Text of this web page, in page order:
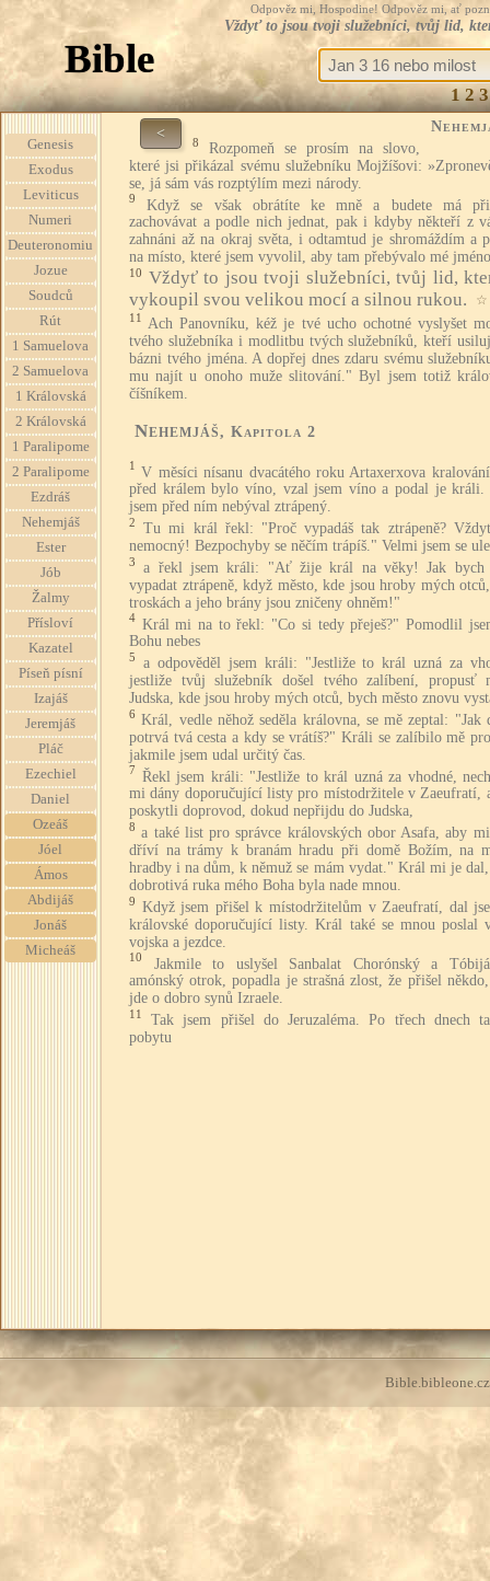
Odpověz mi, Hospodine! Odpověz mi, ať
Vždyť to jsou tvoji služebníci, tvůj lid,
Bible
1 2 3
Genesis
Exodus
Leviticus
Numeri
Deuteronomiu
Jozue
Soudců
Rút
1 Samuelova
2 Samuelova
1 Královská
2 Královská
1 Paralipome
2 Paralipome
Ezdráš
Nehemjáš
Ester
Jób
Žalmy
Přísloví
Kazatel
Píseň písní
Izajáš
Jeremjáš
Pláč
Ezechiel
Daniel
Ozeáš
Jóel
Ámos
Abdijáš
Jonáš
Micheáš
<
8
Rozpomeň se prosím na slovo,
které jsi přikázal svému služebníku Mojžíšovi:
se, já sám vás rozptýlím mezi národy.
9
Když se však obrátíte ke mně a budete má
zachovávat a podle nich jednat, pak i kdyby někteří z
zahnáni až na okraj světa, i odtamtud je shromáždím a
na místo, které jsem vyvolil, aby tam přebývalo mé
10 Vždyť to jsou tvoji služebníci, tvůj lid,
vykoupil svou velikou mocí a silnou rukou.
☆
11
Ach Panovníku, kéž je tvé ucho ochotné vyslyšet
tvého služebníka i modlitbu tvých služebníků, kteří
bázni tvého jména. A dopřej dnes zdaru svému
mu najít u onoho muže slitování." Byl jsem totiž
číšníkem.
Nehemjáš, Kapitola 2
1 V měsíci nísanu dvacátého roku Artaxerxova
před králem bylo víno, vzal jsem víno a podal je
jsem před ním nebýval ztrápený.
2
Tu mi král řekl: "Proč vypadáš tak ztrápeně?
nemocný! Bezpochyby se něčím trápíš." Velmi jsem se
3
a řekl jsem králi: "Ať žije král na věky! Jak bych
vypadat ztrápeně, když město, kde jsou hroby mých
troskách a jeho brány jsou zničeny ohněm!"
4 Král mi na to řekl: "Co si tedy přeješ?" Pomodlil
Bohu nebes
5
a odpověděl jsem králi: "Jestliže to král uzná za
jestliže tvůj služebník došel tvého zalíbení, propusť
Judska, kde jsou hroby mých otců, bych město znovu
6 Král, vedle něhož seděla královna, se mě zeptal: "Jak
potrvá tvá cesta a kdy se vrátíš?" Králi se zalíbilo mě
jakmile jsem udal určitý čas.
7 Řekl jsem králi: "Jestliže to král uzná za vhodné,
mi dány doporučující listy pro místodržitele v Zaeufratí,
poskytli doprovod, dokud nepřijdu do Judska,
8 a také list pro správce královských obor Asafa, aby
dříví na trámy k branám hradu při domě Božím, na
hradby i na dům, k němuž se mám vydat." Král mi je
dobrotivá ruka mého Boha byla nade mnou.
9 Když jsem přišel k místodržitelům v Zaeufratí, dal
královské doporučující listy. Král také se mnou poslal
vojska a jezdce.
10
Jakmile to uslyšel Sanbalat Chorónský a
amónský otrok, popadla je strašná zlost, že přišel
jde o dobro synů Izraele.
11
Tak jsem přišel do Jeruzaléma. Po třech dnech
pobytu